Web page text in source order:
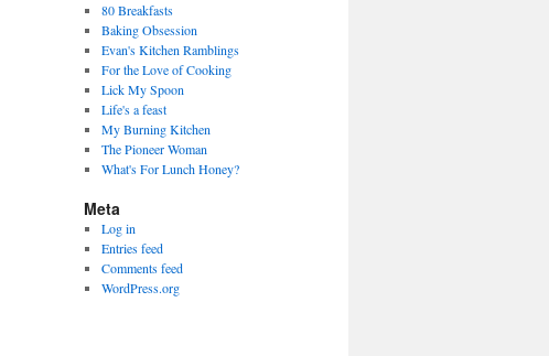
80 Breakfasts
Baking Obsession
Evan's Kitchen Ramblings
For the Love of Cooking
Lick My Spoon
Life's a feast
My Burning Kitchen
The Pioneer Woman
What's For Lunch Honey?
Meta
Log in
Entries feed
Comments feed
WordPress.org